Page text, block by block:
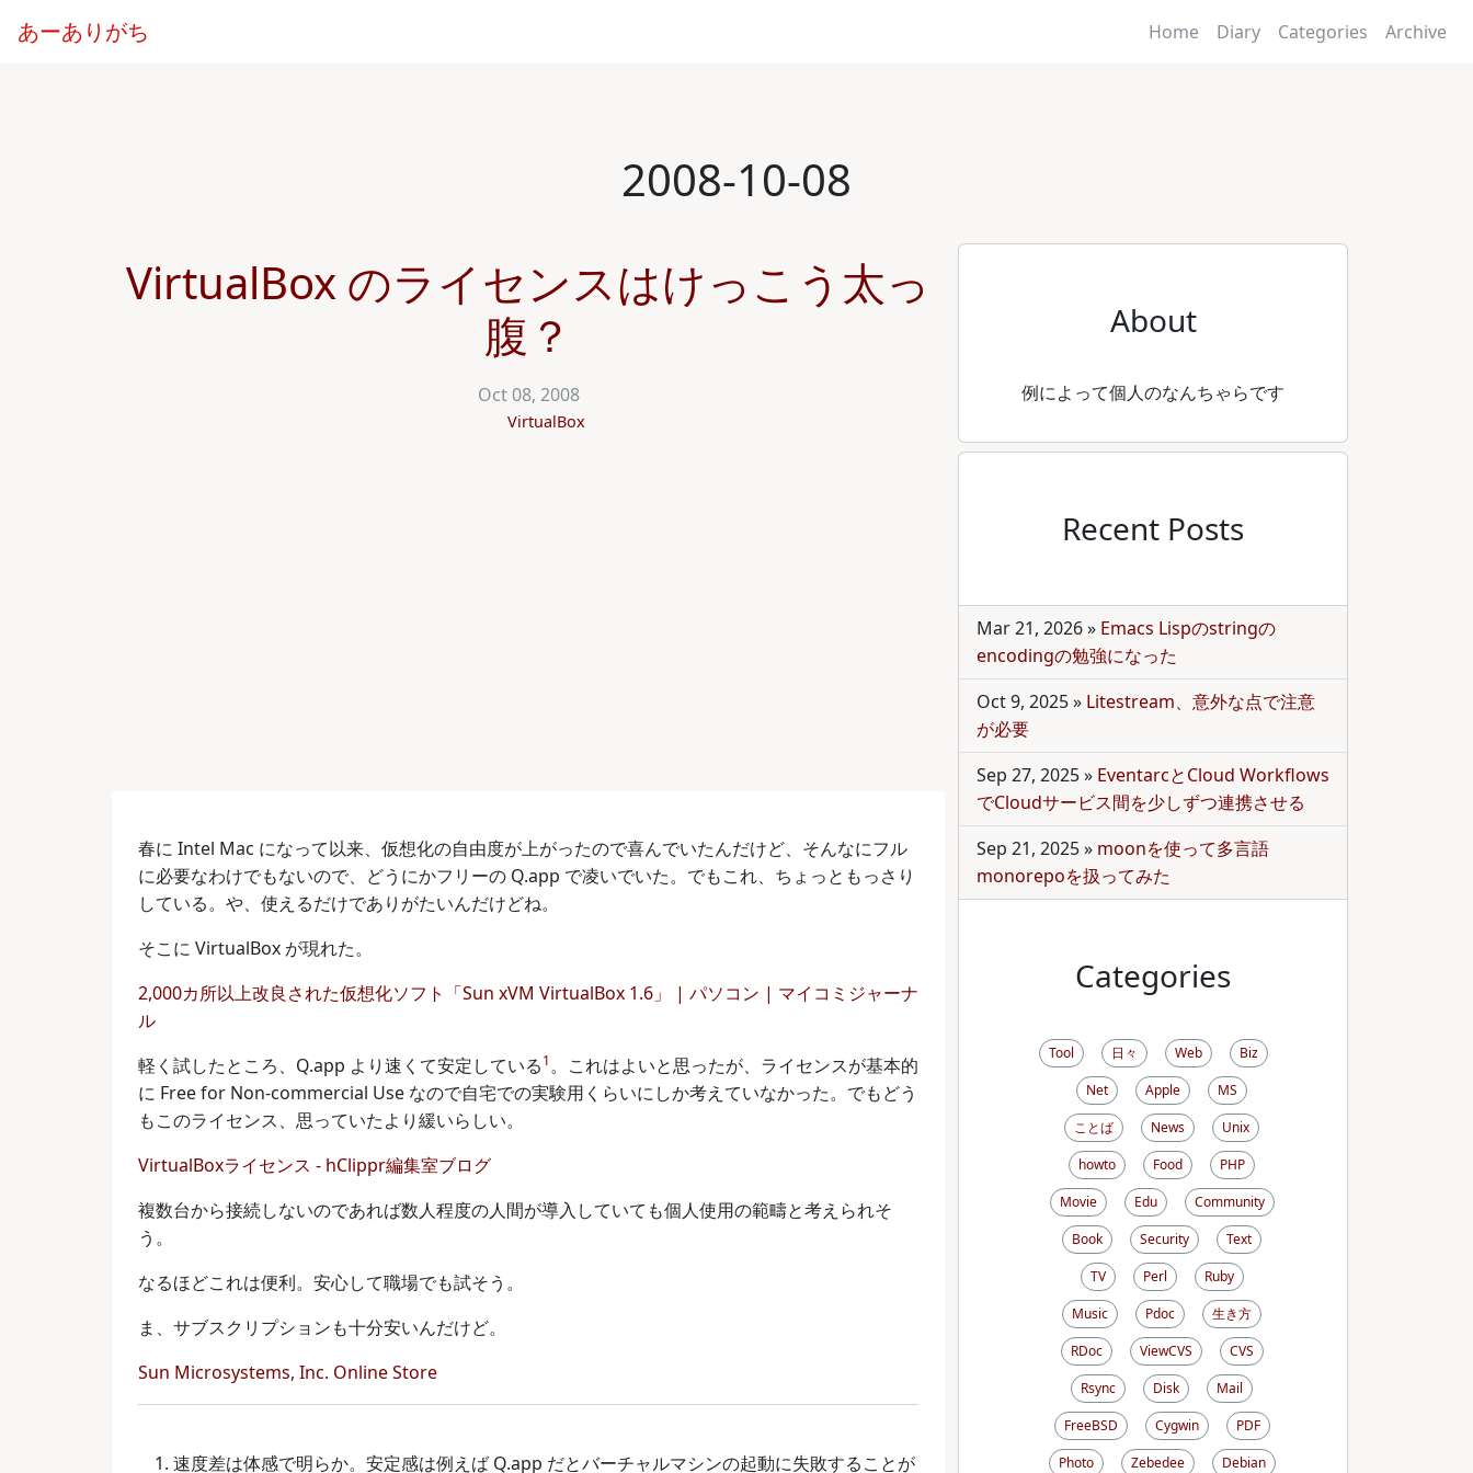
あーありがち Home Diary Categories Archive
2008-10-08
VirtualBox のライセンスはけっこう太っ
腹？
Oct 08, 2008
VirtualBox
春に Intel Mac になって以来、仮想化の自由度が上がったので喜んでいたんだけど、そんなにフル
に必要なわけでもないので、どうにかフリーの Q.app で凌いでいた。でもこれ、ちょっともっさり
している。や、使えるだけでありがたいんだけどね。
そこに VirtualBox が現れた。
2,000カ所以上改良された仮想化ソフト「Sun xVM VirtualBox 1.6」 | パソコン | マイコミジャーナ
ル
軽く試したところ、Q.app より速くて安定している1。これはよいと思ったが、ライセンスが基本的
に Free for Non-commercial Use なので自宅での実験用くらいにしか考えていなかった。でもどう
もこのライセンス、思っていたより緩いらしい。
VirtualBoxライセンス - hClippr編集室ブログ
複数台から接続しないのであれば数人程度の人間が導入していても個人使用の範疇と考えられそ
う。
なるほどこれは便利。安心して職場でも試そう。
ま、サブスクリプションも十分安いんだけど。
Sun Microsystems, Inc. Online Store
速度差は体感で明らか。安定感は例えば Q.app だとバーチャルマシンの起動に失敗することが
About
例によって個人のなんちゃらです
Recent Posts
Mar 21, 2026» Emacs Lispのstringの
encodingの勉強になった
Oct 9, 2025» Litestream、意外な点で注意
が必要
Sep 27, 2025» EventarcとCloud Workflows
でCloudサービス間を少しずつ連携させる
Sep 21, 2025» moonを使って多言語
monorepoを扱ってみた
Categories
Tool 日々 Web
Biz
Net
Apple
MS
ことば
News
Unix
howto
Food
PHP
Movie
Edu
Community
Book
Security
Text
TV
Perl
Ruby
Music
Pdoc
生き方
RDoc
ViewCVS
CVS
Rsync
Disk
Mail
FreeBSD
Cygwin
PDF
Photo
Zebedee
Debian